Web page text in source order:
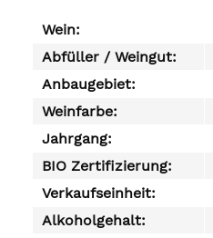
Wein:
Abfüller / Weingut:
Anbaugebiet:
Weinfarbe:
Jahrgang:
BIO Zertifizierung:
Verkaufseinheit:
Alkoholgehalt: